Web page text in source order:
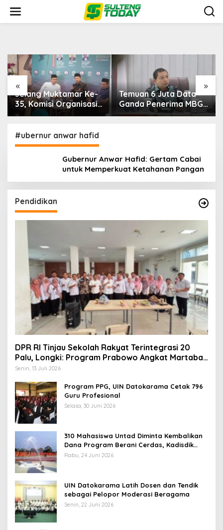
konten
Memperkuat Ketahanan Pangan
Minggu, 7 Desember 2025
« »
Temuan 6 Juta Data
Ganda Penerima MBG,
Komisi IX: Tindak
Pemerintah Diminta
Mengkaji Rencana
Kenaikan Gaji Kepala
#ubernur anwar hafid
Gubernur Anwar Hafid: Gertam Cabai
untuk Memperkuat Ketahanan Pangan
Pendidikan
DPR RI Tinjau Sekolah Rakyat Terintegrasi 20
Palu, Longki: Program Prabowo Angkat Martabat
Anak Miskin
Senin, 13 Juli 2026
Program PPG, UIN Datokarama Cetak 796
Guru Profesional
Selasa, 30 Juni 2026
310 Mahasiswa Untad Diminta Kembalikan
Dana Program Berani Cerdas, Kadisdik
Sulteng: Tidak Boleh Terima Beasiswa
Rabu, 24 Juni 2026
UIN Datokarama Latih Dosen dan Tendik
sebagai Pelopor Moderasi Beragama
Senin, 22 Juni 2026